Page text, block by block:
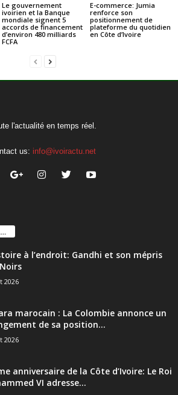
Le gouvernement
ivoirien et la Banque
mondiale signent 5
accords de financement
d’environ 480 milliards
FCFA
E-commerce: Jumia
renforce son
positionnement de
plateforme du quotidien
en Côte d’Ivoire
l'actualité en temps réel.
us: info@ivoiractu.net
à l’endroit: Gandhi et son mépris
2026
marocain : La Colombie annonce un
de sa position...
2026
anniversaire de la Côte d’Ivoire: Le Roi
VI adresse...